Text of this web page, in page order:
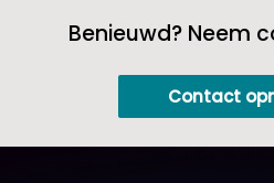
Benieuwd? Neem
Contact